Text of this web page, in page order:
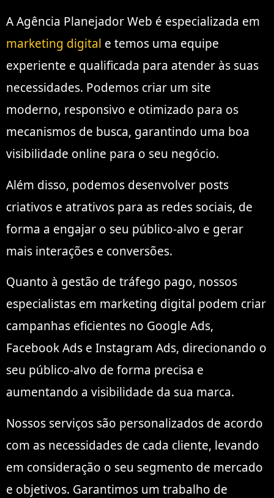
A Agência Planejador Web é especializada em
marketing digital e temos uma equipe
experiente e qualificada para atender às suas
necessidades. Podemos criar um site
moderno, responsivo e otimizado para os
mecanismos de busca, garantindo uma boa
visibilidade online para o seu negócio.
Além disso, podemos desenvolver posts
criativos e atrativos para as redes sociais, de
forma a engajar o seu público-alvo e gerar
mais interações e conversões.
Quanto à gestão de tráfego pago, nossos
especialistas em marketing digital podem criar
campanhas eficientes no Google Ads,
Facebook Ads e Instagram Ads, direcionando o
seu público-alvo de forma precisa e
aumentando a visibilidade da sua marca.
Nossos serviços são personalizados de acordo
com as necessidades de cada cliente, levando
em consideração o seu segmento de mercado
e objetivos. Garantimos um trabalho de